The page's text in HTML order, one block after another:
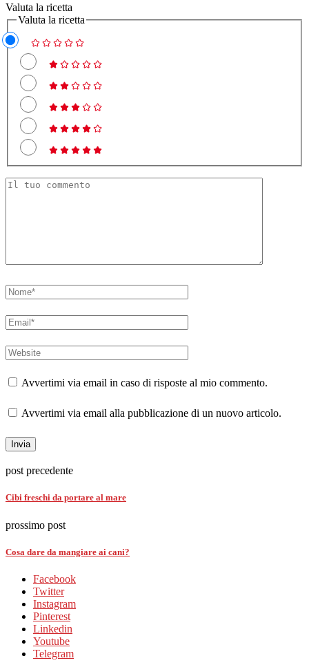
Valuta la ricetta
Valuta la ricetta
Avvertimi via email in caso di risposte al mio commento.
Avvertimi via email alla pubblicazione di un nuovo articolo.
post precedente
Cibi freschi da portare al mare
prossimo post
Cosa dare da mangiare ai cani?
Facebook
Twitter
Instagram
Pinterest
Linkedin
Youtube
Telegram